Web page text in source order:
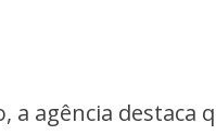
a agência destaca